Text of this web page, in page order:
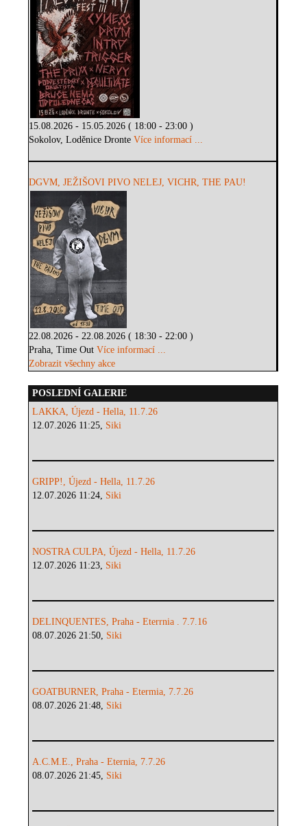
15.08.2026 - 15.05.2026 ( 18:00 - 23:00 )
Sokolov, Loděnice DronteVíce informací ...
DGVM, JEŽIŠOVI PIVO NELEJ, VICHR, THE PAU!
22.08.2026 - 22.08.2026 ( 18:30 - 22:00 )
Praha, Time OutVíce informací ...
Zobrazit všechny akce
POSLEDNÍ GALERIE
LAKKA, Újezd - Hella, 11.7.26
12.07.2026 11:25, Siki
GRIPP!, Újezd - Hella, 11.7.26
12.07.2026 11:24, Siki
NOSTRA CULPA, Újezd - Hella, 11.7.26
12.07.2026 11:23, Siki
DELINQUENTES, Praha - Eterrnia . 7.7.16
08.07.2026 21:50, Siki
GOATBURNER, Praha - Etermia, 7.7.26
08.07.2026 21:48, Siki
A.C.M.E., Praha - Eternia, 7.7.26
08.07.2026 21:45, Siki